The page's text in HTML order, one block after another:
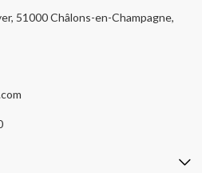
51000 Châlons-en-Champagne,